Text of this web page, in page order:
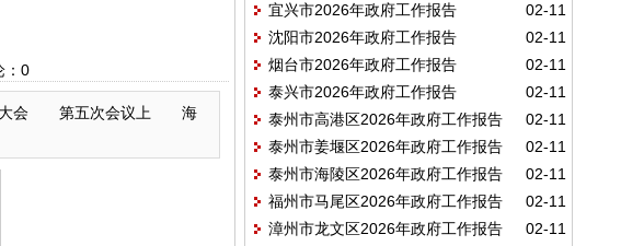
0
表大会 第五次会议上 海
02-11
宜兴市2026年政府工作报告
02-11
沈阳市2026年政府工作报告
02-11
烟台市2026年政府工作报告
02-11
泰兴市2026年政府工作报告
02-11
泰州市高港区2026年政府工作报告
02-11
泰州市姜堰区2026年政府工作报告
02-11
泰州市海陵区2026年政府工作报告
02-11
福州市马尾区2026年政府工作报告
02-11
漳州市龙文区2026年政府工作报告